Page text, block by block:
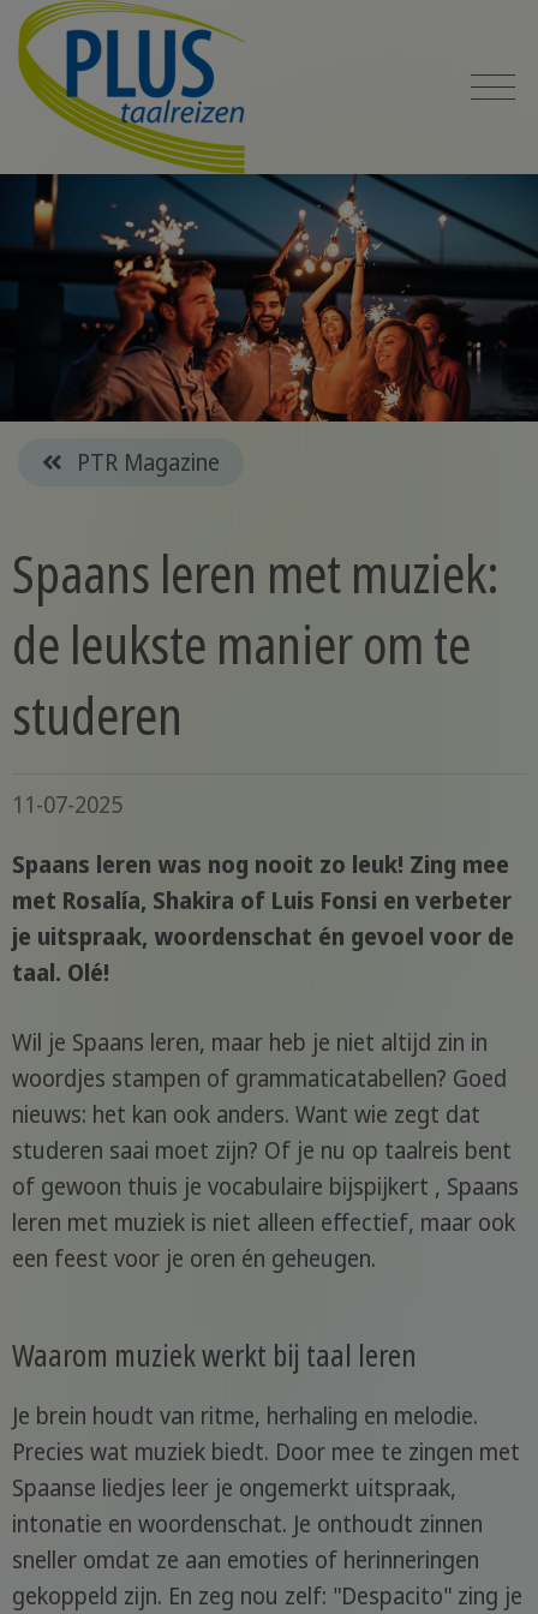
PTR Magazine
Spaans leren met muziek:
de leukste manier om te
studeren
11-07-2025
Spaans leren was nog nooit zo leuk! Zing mee
met Rosalía, Shakira of Luis Fonsi en verbeter
je uitspraak, woordenschat én gevoel voor de
taal. Olé!
Wil je Spaans leren, maar heb je niet altijd zin in
woordjes stampen of grammaticatabellen? Goed
nieuws: het kan ook anders. Want wie zegt dat
studeren saai moet zijn? Of je nu op taalreis bent
of gewoon thuis je vocabulaire bijspijkert , Spaans
leren met muziek is niet alleen effectief, maar ook
een feest voor je oren én geheugen.
Waarom muziek werkt bij taal leren
Je brein houdt van ritme, herhaling en melodie.
Precies wat muziek biedt. Door mee te zingen met
Spaanse liedjes leer je ongemerkt uitspraak,
intonatie en woordenschat. Je onthoudt zinnen
sneller omdat ze aan emoties of herinneringen
gekoppeld zijn. En zeg nou zelf: "Despacito" zing je